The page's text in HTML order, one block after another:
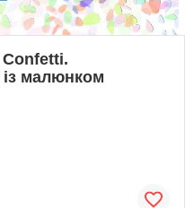
малюнком